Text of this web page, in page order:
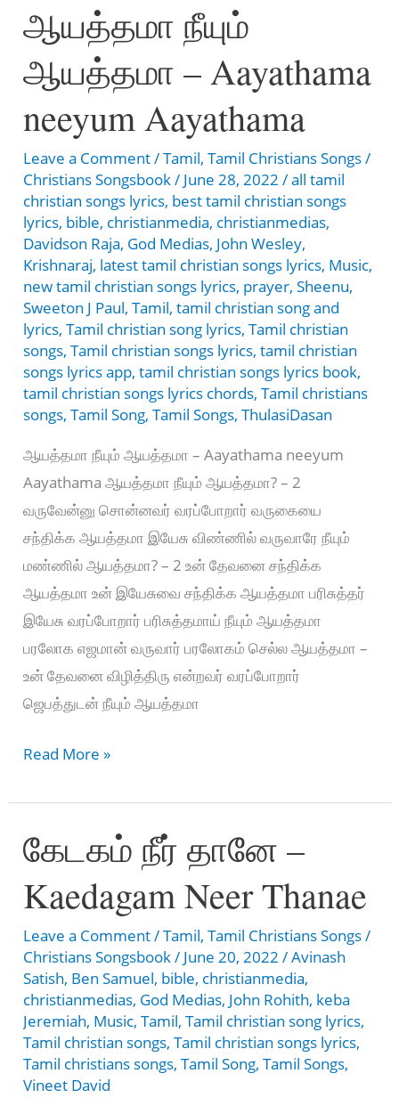
மேலே
–
Neerootrai
Pola
En
Maelae
ஆயத்தமா நீயும்
ஆயத்தமா – Aayathama
neeyum Aayathama
Leave a Comment/Tamil,Tamil Christians Songs/
Christians Songsbook/ June 28, 2022/all tamil
christian songs lyrics, best tamil christian songs
lyrics, bible, christianmedia, christianmedias,
Davidson Raja, God Medias, John Wesley,
Krishnaraj, latest tamil christian songs lyrics, Music,
new tamil christian songs lyrics, prayer,Sheenu,
Sweeton J Paul,Tamil,tamil christian song and
lyrics,Tamil christian song lyrics,Tamil christian
songs,Tamil christian songs lyrics,tamil christian
songs lyrics app,tamil christian songs lyrics book,
tamil christian songs lyrics chords,Tamil christians
songs,Tamil Song,Tamil Songs,ThulasiDasan
ஆயத்தமா நீயும் ஆயத்தமா – Aayathama neeyum
Aayathama ஆயத்தமா நீயும் ஆயத்தமா? – 2
வருவேன்னு சொன்னவர் வரப்போறார் வருகையை
சந்திக்க ஆயத்தமா இயேசு விண்ணில் வருவாரே நீயும்
மண்ணில் ஆயத்தமா? – 2 உன் தேவனை சந்திக்க
ஆயத்தமா உன் இயேசுவை சந்திக்க ஆயத்தமா பரிசுத்தர்
இயேசு வரப்போறார் பரிசுத்தமாய் நீயும் ஆயத்தமா
பரலோக எஜமான் வருவார் பரலோகம் செல்ல ஆயத்தமா –
உன் தேவனை விழித்திரு என்றவர் வரப்போறார்
ஜெபத்துடன் நீயும் ஆயத்தமா
ஆயத்தமா
ஆயத்தமா
–
Aayathama
neeyum
Read More »
கேடகம் நீர் தானே –
Kaedagam Neer Thanae
Leave a Comment/Tamil,Tamil Christians Songs/
Christians Songsbook/ June 20, 2022/Avinash
Satish, Ben Samuel, bible, christianmedia,
christianmedias, God Medias, John Rohith, keba
Jeremiah, Music,Tamil,Tamil christian song lyrics,
Tamil christian songs,Tamil christian songs lyrics,
Tamil christians songs,Tamil Song,Tamil Songs,
Vineet David